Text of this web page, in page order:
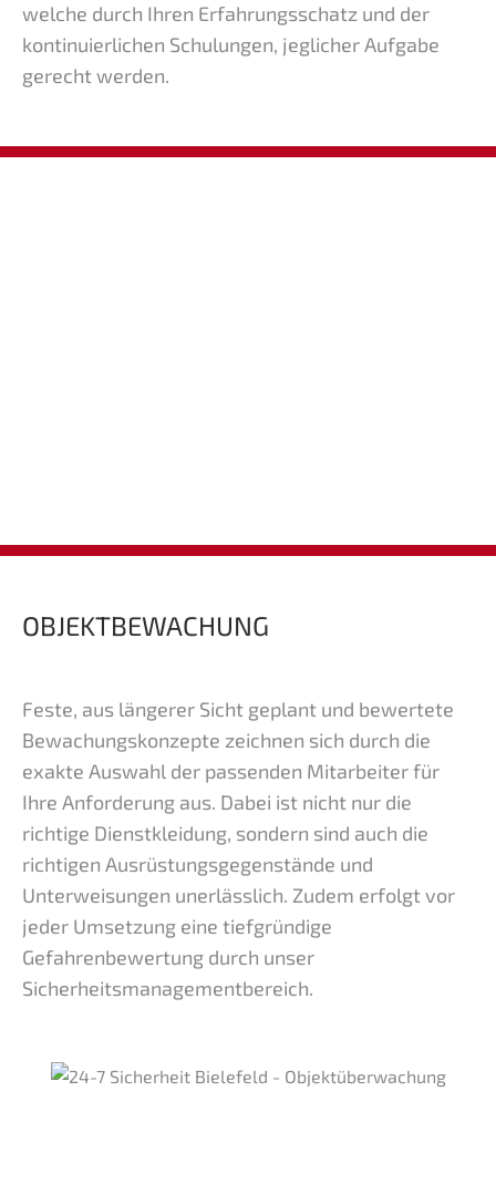
welche durch Ihren Erfahrungsschatz und der
kontinuierlichen Schulungen, jeglicher Aufgabe
gerecht werden.
OBJEKTBEWACHUNG
Feste, aus längerer Sicht geplant und bewertete
Bewachungskonzepte zeichnen sich durch die
exakte Auswahl der passenden Mitarbeiter für
Ihre Anforderung aus. Dabei ist nicht nur die
richtige Dienstkleidung, sondern sind auch die
richtigen Ausrüstungsgegenstände und
Unterweisungen unerlässlich. Zudem erfolgt vor
jeder Umsetzung eine tiefgründige
Gefahrenbewertung durch unser
Sicherheitsmanagementbereich.